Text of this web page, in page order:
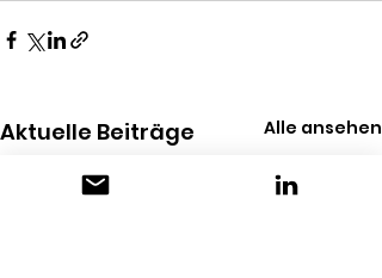
Aktuelle Beiträge Alle ansehen